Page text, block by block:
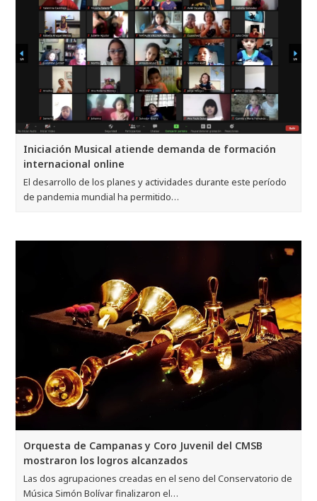
Iniciación Musical atiende demanda de formación
internacional online
El desarrollo de los planes y actividades durante este período
de pandemia mundial ha permitido…
Orquesta de Campanas y Coro Juvenil del CMSB
mostraron los logros alcanzados
Las dos agrupaciones creadas en el seno del Conservatorio de
Música Simón Bolívar finalizaron el…